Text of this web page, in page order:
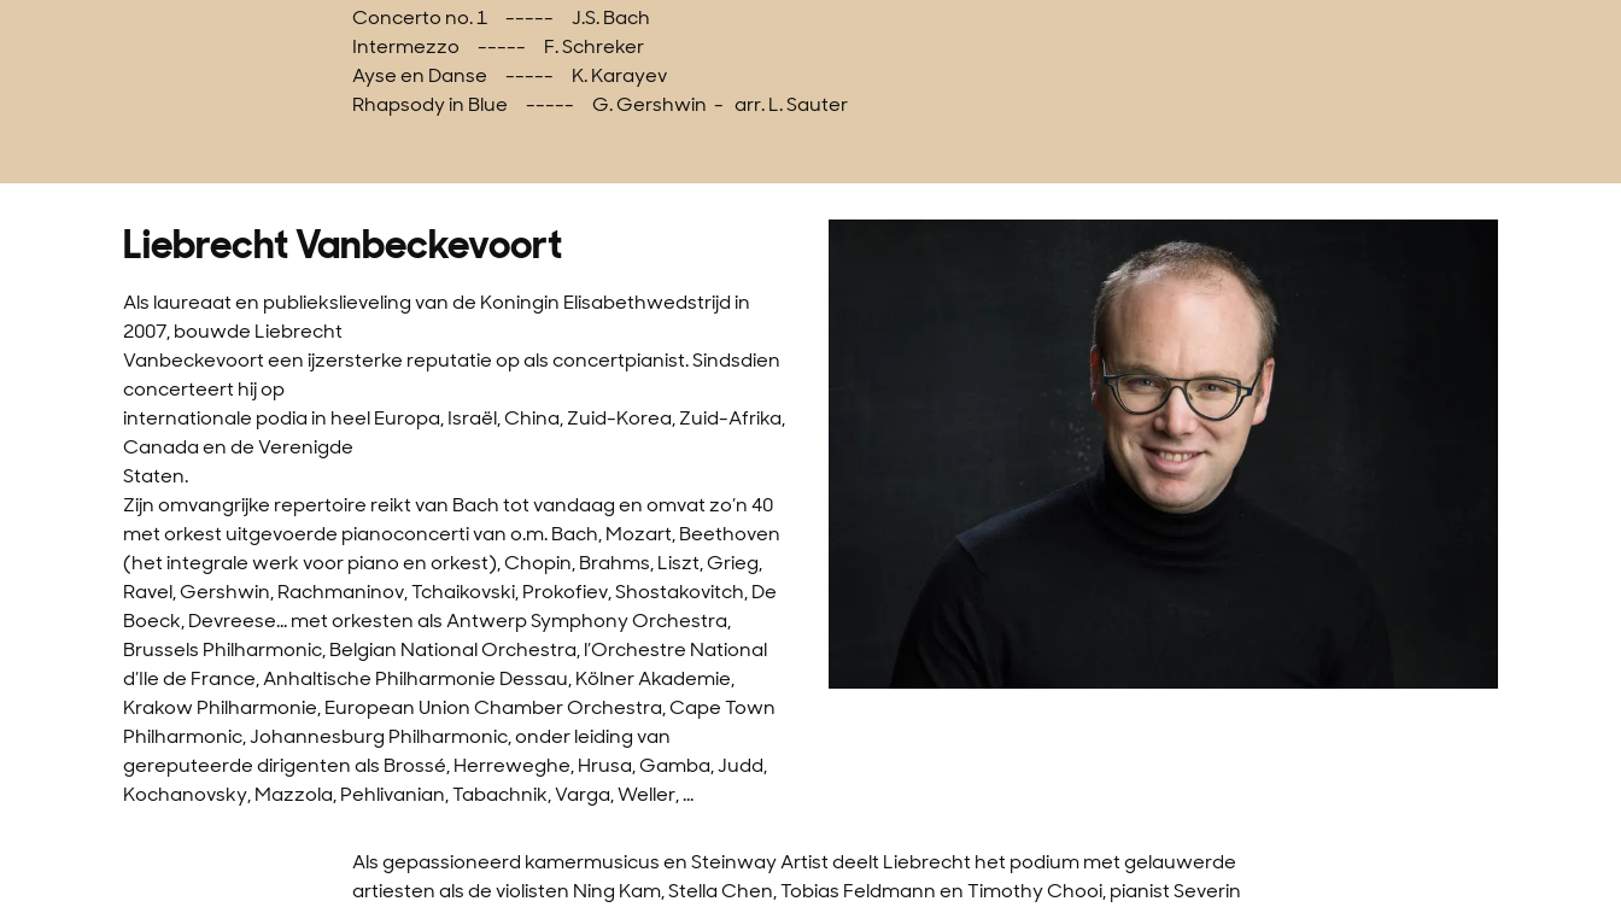
Concerto no. 1 ----- J.S. Bach
Intermezzo ----- F. Schreker
Ayse en Danse ----- K. Karayev
Rhapsody in Blue ----- G. Gershwin - arr. L. Sauter
Liebrecht Vanbeckevoort
Als laureaat en publiekslieveling van de Koningin Elisabethwedstrijd in
2007, bouwde Liebrecht
Vanbeckevoort een ijzersterke reputatie op als concertpianist. Sindsdien
concerteert hij op
internationale podia in heel Europa, Israël, China, Zuid-Korea, Zuid-Afrika,
Canada en de Verenigde
Staten.
Zijn omvangrijke repertoire reikt van Bach tot vandaag en omvat zo’n 40
met orkest uitgevoerde pianoconcerti van o.m. Bach, Mozart, Beethoven
(het integrale werk voor piano en orkest), Chopin, Brahms, Liszt, Grieg,
Ravel, Gershwin, Rachmaninov, Tchaikovski, Prokofiev, Shostakovitch, De
Boeck, Devreese... met orkesten als Antwerp Symphony Orchestra,
Brussels Philharmonic, Belgian National Orchestra, l’Orchestre National
d’Ile de France, Anhaltische Philharmonie Dessau, Kölner Akademie,
Krakow Philharmonie, European Union Chamber Orchestra, Cape Town
Philharmonic, Johannesburg Philharmonic, onder leiding van
gereputeerde dirigenten als Brossé, Herreweghe, Hrusa, Gamba, Judd,
Kochanovsky, Mazzola, Pehlivanian, Tabachnik, Varga, Weller, ...
Als gepassioneerd kamermusicus en Steinway Artist deelt Liebrecht het podium met gelauwerde
artiesten als de violisten Ning Kam, Stella Chen, Tobias Feldmann en Timothy Chooi, pianist Severin